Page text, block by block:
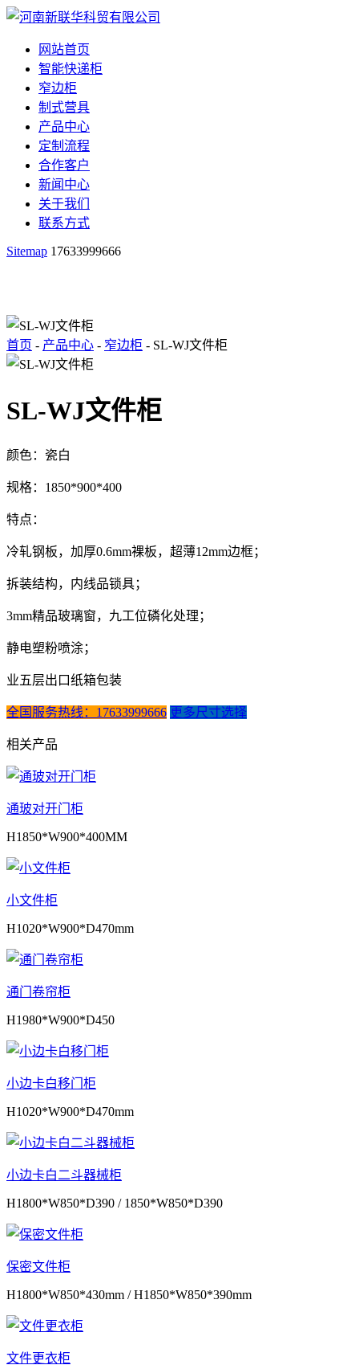
网站首页
智能快递柜
窄边柜
制式营具
产品中心
定制流程
合作客户
新闻中心
关于我们
联系方式
Sitemap 17633999666
首页 - 产品中心 - 窄边柜 - SL-WJ文件柜
SL-WJ文件柜
颜色：瓷白
规格：1850*900*400
特点：
冷轧钢板，加厚0.6mm裸板，超薄12mm边框；
拆装结构，内线品锁具；
3mm精品玻璃窗，九工位磷化处理；
静电塑粉喷涂；
业五层出口纸箱包装
全国服务热线：17633999666 更多尺寸选择
相关产品
通玻对开门柜
H1850*W900*400MM
小文件柜
H1020*W900*D470mm
通门卷帘柜
H1980*W900*D450
小边卡白移门柜
H1020*W900*D470mm
小边卡白二斗器械柜
H1800*W850*D390 / 1850*W850*D390
保密文件柜
H1800*W850*430mm / H1850*W850*390mm
文件更衣柜